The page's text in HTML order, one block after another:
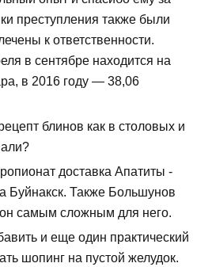
преступления также были
к ответственности.
в сентябре находится на
в 2016 году — 38,06
блинов как в столовых и
доставка Апатиты -
Буйнакск. Также Большунов
самым сложным для него.
и еще один практический
шопинг на пустой желудок.